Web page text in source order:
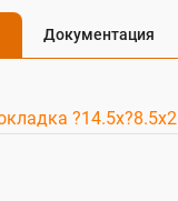
Документация
?14.5x?8.5x2